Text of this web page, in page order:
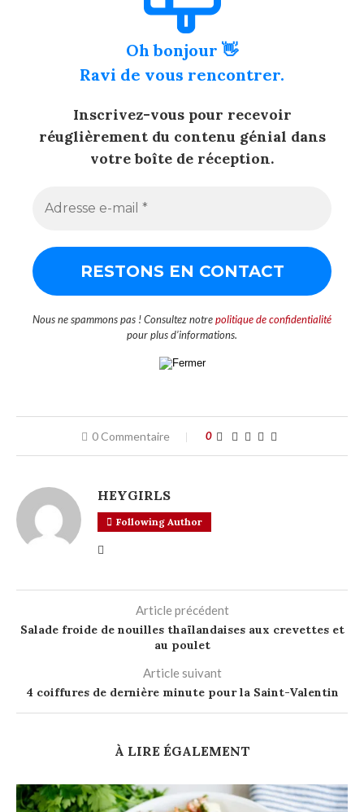
Oh bonjour 👋
Ravi de vous rencontrer.
Inscrivez-vous pour recevoir
réuglièrement du contenu génial dans
votre boîte de réception.
Nous ne spammons pas ! Consultez notrepolitique de confidentialité
pour plus d’informations.
0 Commentaire 0
HEYGIRLS
Following Author
Article précédent
Salade froide de nouilles thaïlandaises aux crevettes et
au poulet
Article suivant
4 coiffures de dernière minute pour la Saint-Valentin
À LIRE ÉGALEMENT